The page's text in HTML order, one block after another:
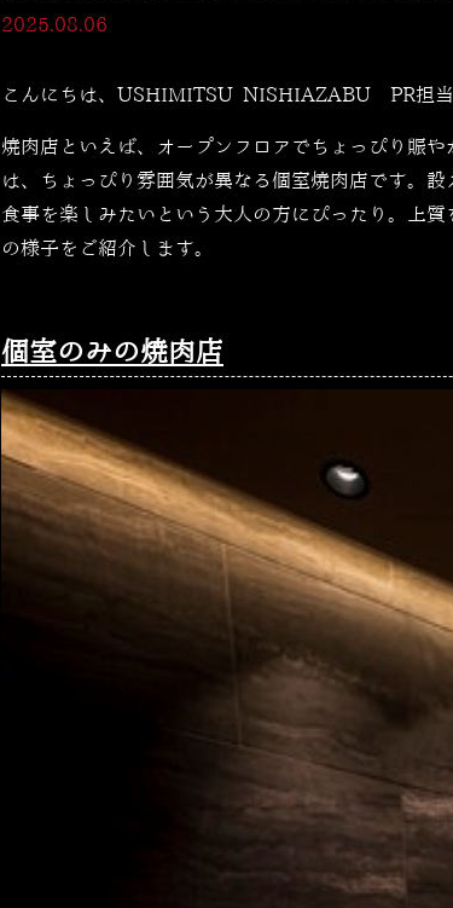
2025.08.06
こんにちは、USHIMITSU NISHIAZABU PR担当
焼肉店といえば、オープンフロアでちょっぴり賑
は、ちょっぴり雰囲気が異なる個室焼肉店です。
食事を楽しみたいという大人の方にぴったり。上
の様子をご紹介します。
個室のみの焼肉店